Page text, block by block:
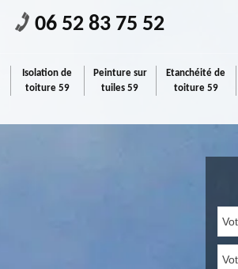
06 52 83 75 52
Isolation de
toiture 59
Peinture sur
tuiles 59
Etanchéité de
toiture 59